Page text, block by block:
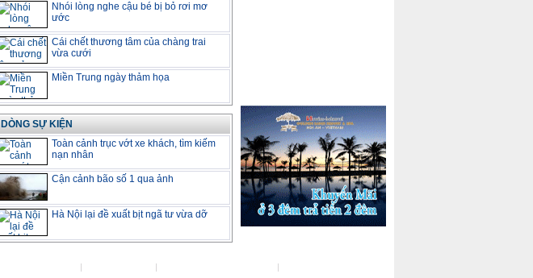
Nhói lòng nghe cậu bé bị bỏ rơi mơ
ước
Cái chết thương tâm của chàng trai
vừa cưới
Miền Trung ngày thảm họa
DÒNG SỰ KIỆN
Toàn cảnh trục vớt xe khách, tìm kiếm
nạn nhân
Cận cảnh bão số 1 qua ảnh
Hà Nội lại đề xuất bịt ngã tư vừa dỡ